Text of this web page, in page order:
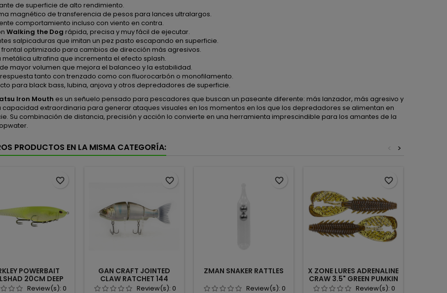
de superficie de alto rendimiento.
magnético de transferencia de pesos para lances ultralargos.
comportamiento incluso con viento en contra.
Walking the Dog rápida, precisa y muy fácil de ejecutar.
salpicaduras que imitan un pez pasto escapando en superficie.
frontal optimizado para cambios de dirección más agresivos.
metálica ultrafina que incrementa el efecto splash.
mayor volumen que mejora el balanceo y la estabilidad.
tanto con trenzado como con fluorocarbón o monofilamento.
para black bass, lubina, anjova y otros depredadores de superficie.
Iron Mouth es un señuelo pensado para pescadores que buscan un paseante diferente: más lanzador, más agresivo y
capacidad extraordinaria para generar ataques visuales en los momentos en los que los depredadores se alimentan en
Su combinación de distancia, precisión y acción lo convierte en una herramienta imprescindible para los amantes de la
PRODUCTOS EN LA MISMA CATEGORÍA: >
<
POWERBAIT
20CM DEEP
LIME ICEReview(s): 0
favorite_border
GAN CRAFT JOINTED
CLAW RATCHET 144
FLOATING TANAGO
Review(s): 0
favorite_border
ZMAN SNAKER RATTLES
Review(s): 0
favorite_border
X ZONE LURES ADRENALINE
CRAW 3.5" GREEN PUMKIN
BLACK FLKReview(s): 0
favorite_border